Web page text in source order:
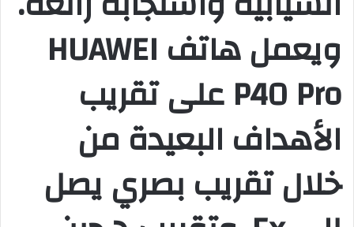
ويعمل هاتف HUAWEI
P40 Pro على تقريب
الأهداف البعيدة من
خلال تقريب بصري يصل